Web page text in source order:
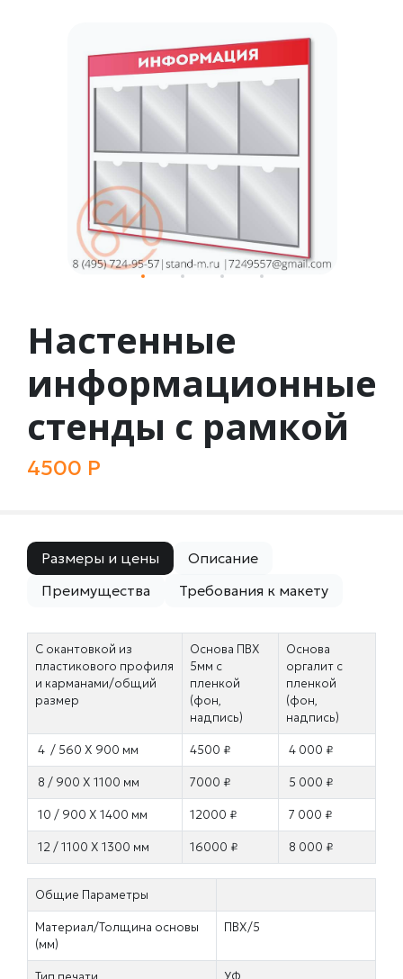
Настенные
информационные
стенды с рамкой
4500 Р
Размеры и цены
Описание
Преимущества
Требования к макету
С окантовкой из
пластикового профиля
и карманами/общий
размер
Основа ПВХ
5мм с
пленкой
(фон,
надпись)
Основа
оргалит с
пленкой
(фон,
надпись)
4 / 560 Х 900 мм 4500 ₽ 4 000 ₽
8 / 900 Х 1100 мм 7000 ₽ 5 000 ₽
10 / 900 Х 1400 мм 12000 ₽ 7 000 ₽
12 / 1100 Х 1300 мм 16000 ₽ 8 000 ₽
Общие Параметры
Материал/Толщина основы
(мм)
ПВХ/5